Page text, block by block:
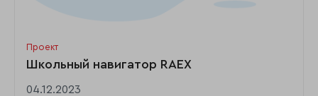
Проект
Школьный навигатор RAEX
04.12.2023